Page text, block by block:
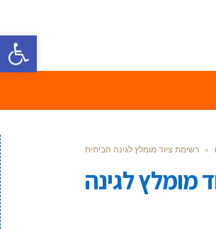
פתח
» רשימת ציוד מומלץ לגינה הביתית
מומלץ לגינה